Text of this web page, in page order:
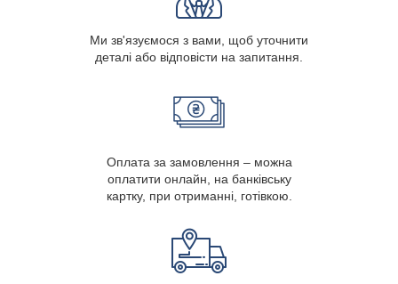
Ми зв'язуємося з вами, щоб уточнити
деталі або відповісти на запитання.
Оплата за замовлення – можна
оплатити онлайн, на банківську
картку, при отриманні, готівкою.